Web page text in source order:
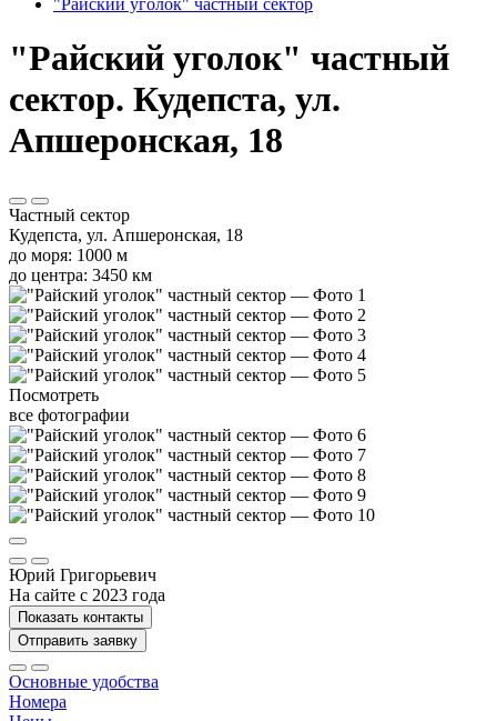
"Райский уголок" частный сектор
"Райский уголок" частный
сектор. Кудепста, ул.
Апшеронская, 18
Частный сектор
Кудепста, ул. Апшеронская, 18
до моря: 1000 м
до центра: 3450 км
Посмотреть
все фотографии
Юрий Григорьевич
На сайте с 2023 года
Показать контакты
Отправить заявку
Основные удобства
Номера